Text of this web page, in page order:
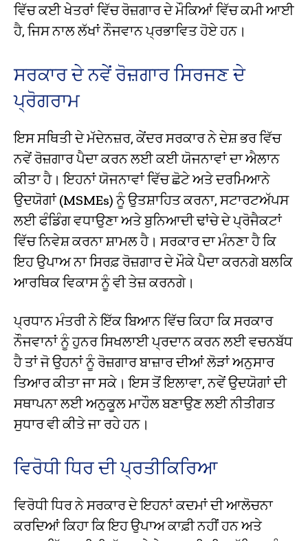
ਵਿੱਚ ਕਈ ਖੇਤਰਾਂ ਵਿੱਚ ਰੋਜ਼ਗਾਰ ਦੇ ਮੌਕਿਆਂ ਵਿੱਚ ਕਮੀ ਆਈ
ਹੈ, ਜਿਸ ਨਾਲ ਲੱਖਾਂ ਨੌਜਵਾਨ ਪ੍ਰਭਾਵਿਤ ਹੋਏ ਹਨ।
ਸਰਕਾਰ ਦੇ ਨਵੇਂ ਰੋਜ਼ਗਾਰ ਸਿਰਜਣ ਦੇ
ਪ੍ਰੋਗਰਾਮ
ਇਸ ਸਥਿਤੀ ਦੇ ਮੱਦੇਨਜ਼ਰ, ਕੇਂਦਰ ਸਰਕਾਰ ਨੇ ਦੇਸ਼ ਭਰ ਵਿੱਚ
ਨਵੇਂ ਰੋਜ਼ਗਾਰ ਪੈਦਾ ਕਰਨ ਲਈ ਕਈ ਯੋਜਨਾਵਾਂ ਦਾ ਐਲਾਨ
ਕੀਤਾ ਹੈ। ਇਹਨਾਂ ਯੋਜਨਾਵਾਂ ਵਿੱਚ ਛੋਟੇ ਅਤੇ ਦਰਮਿਆਨੇ
ਉਦਯੋਗਾਂ (MSMEs) ਨੂੰ ਉਤਸ਼ਾਹਿਤ ਕਰਨਾ, ਸਟਾਰਟਅੱਪਸ
ਲਈ ਫੰਡਿੰਗ ਵਧਾਉਣਾ ਅਤੇ ਬੁਨਿਆਦੀ ਢਾਂਚੇ ਦੇ ਪ੍ਰੋਜੈਕਟਾਂ
ਵਿੱਚ ਨਿਵੇਸ਼ ਕਰਨਾ ਸ਼ਾਮਲ ਹੈ। ਸਰਕਾਰ ਦਾ ਮੰਨਣਾ ਹੈ ਕਿ
ਇਹ ਉਪਾਅ ਨਾ ਸਿਰਫ਼ ਰੋਜ਼ਗਾਰ ਦੇ ਮੌਕੇ ਪੈਦਾ ਕਰਨਗੇ ਬਲਕਿ
ਆਰਥਿਕ ਵਿਕਾਸ ਨੂੰ ਵੀ ਤੇਜ਼ ਕਰਨਗੇ।
ਪ੍ਰਧਾਨ ਮੰਤਰੀ ਨੇ ਇੱਕ ਬਿਆਨ ਵਿੱਚ ਕਿਹਾ ਕਿ ਸਰਕਾਰ
ਨੌਜਵਾਨਾਂ ਨੂੰ ਹੁਨਰ ਸਿਖਲਾਈ ਪ੍ਰਦਾਨ ਕਰਨ ਲਈ ਵਚਨਬੱਧ
ਹੈ ਤਾਂ ਜੋ ਉਹਨਾਂ ਨੂੰ ਰੋਜ਼ਗਾਰ ਬਾਜ਼ਾਰ ਦੀਆਂ ਲੋੜਾਂ ਅਨੁਸਾਰ
ਤਿਆਰ ਕੀਤਾ ਜਾ ਸਕੇ। ਇਸ ਤੋਂ ਇਲਾਵਾ, ਨਵੇਂ ਉਦਯੋਗਾਂ ਦੀ
ਸਥਾਪਨਾ ਲਈ ਅਨੁਕੂਲ ਮਾਹੌਲ ਬਣਾਉਣ ਲਈ ਨੀਤੀਗਤ
ਸੁਧਾਰ ਵੀ ਕੀਤੇ ਜਾ ਰਹੇ ਹਨ।
ਵਿਰੋਧੀ ਧਿਰ ਦੀ ਪ੍ਰਤੀਕਿਰਿਆ
ਵਿਰੋਧੀ ਧਿਰ ਨੇ ਸਰਕਾਰ ਦੇ ਇਹਨਾਂ ਕਦਮਾਂ ਦੀ ਆਲੋਚਨਾ
ਕਰਦਿਆਂ ਕਿਹਾ ਕਿ ਇਹ ਉਪਾਅ ਕਾਫ਼ੀ ਨਹੀਂ ਹਨ ਅਤੇ